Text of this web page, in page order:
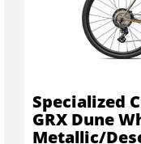
Specialized
GRX Dune
Metallic/